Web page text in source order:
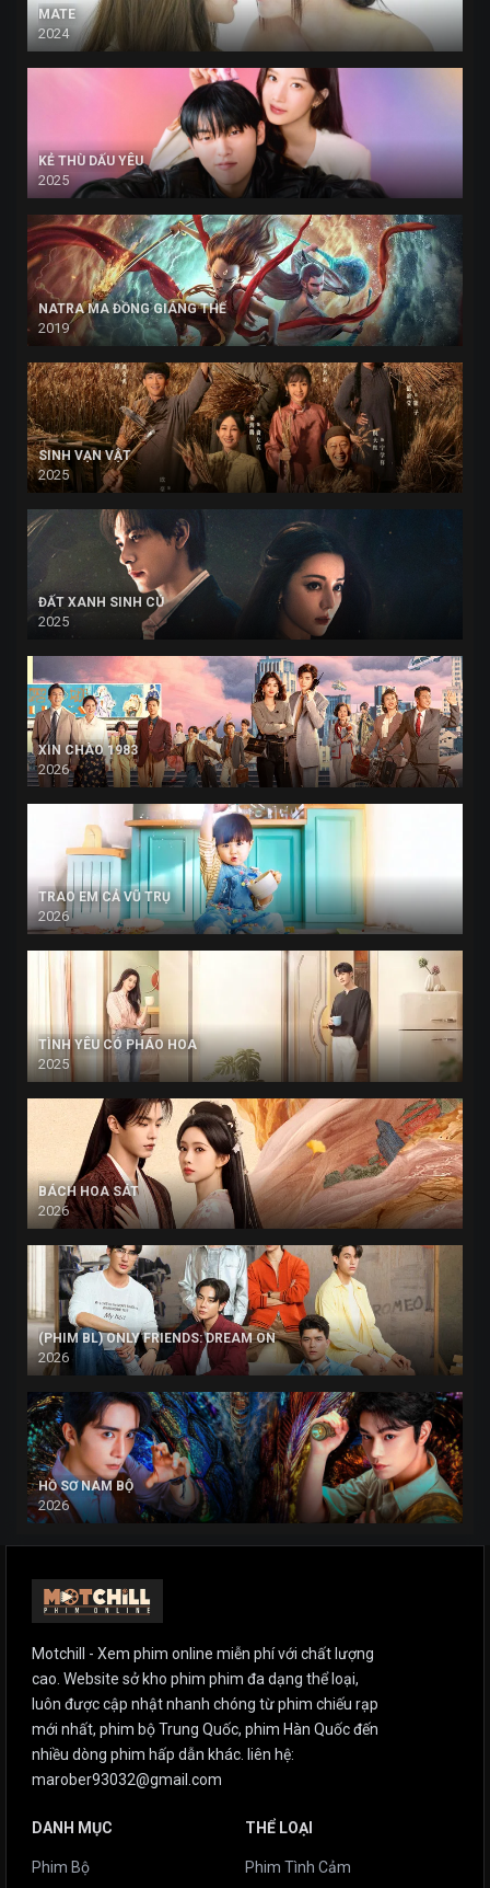
MATE
2024
KẺ THÙ DẤU YÊU
2025
NATRA MA ĐỒNG GIÁNG THẾ
2019
SINH VẠN VẬT
2025
ĐẤT XANH SINH CÚ
2025
XIN CHÀO 1983
2026
TRAO EM CẢ VŨ TRỤ
2026
TÌNH YÊU CÓ PHÁO HOA
2025
BÁCH HOA SÁT
2026
(PHIM BL) ONLY FRIENDS: DREAM ON
2026
HỒ SƠ NAM BỘ
2026
Motchill - Xem phim online miễn phí với chất lượng
cao. Website sở kho phim phim đa dạng thể loại,
luôn được cập nhật nhanh chóng từ phim chiếu rạp
mới nhất, phim bộ Trung Quốc, phim Hàn Quốc đến
nhiều dòng phim hấp dẫn khác. liên hệ:
marober93032@gmail.com
DANH MỤC
Phim Bộ
THỂ LOẠI
Phim Tình Cảm